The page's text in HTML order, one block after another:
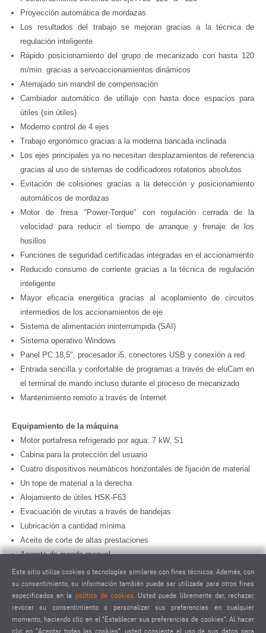
Proyección automática de mordazas
Los resultados del trabajo se mejoran gracias a la técnica de
regulación inteligente
Rápido posicionamiento del grupo de mecanizado con hasta 120
m/min. gracias a servoaccionamientos dinámicos
Aterrajado sin mandril de compensación
Cambiador automático de utillaje con hasta doce espacios para
útiles (sin útiles)
Moderno control de 4 ejes
Trabajo ergonómico gracias a la moderna bancada inclinada
Los ejes principales ya no necesitan desplazamientos de referencia
gracias al uso de sistemas de codificadores rotatorios absolutos
Evitación de colisiones gracias a la detección y posicionamiento
automáticos de mordazas
Motor de fresa "Power-Torque" con regulación cerrada de la
velocidad para reducir el tiempo de arranque y frenaje de los
husillos
Funciones de seguridad certificadas integradas en el accionamiento
Reducido consumo de corriente gracias a la técnica de regulación
inteligente
Mayor eficacia energética gracias al acoplamiento de circuitos
intermedios de los accionamientos de eje
Sistema de alimentación ininterrumpida (SAI)
Sistema operativo Windows
Panel PC 18,5", procesador i5, conectores USB y conexión a red
Entrada sencilla y confortable de programas a través de eluCam en
el terminal de mando incluso durante el proceso de mecanizado
Mantenimiento remoto a través de Internet
Equipamiento de la máquina
Motor portafresa refrigerado por agua: 7 kW, S1
Cabina para la protección del usuario
Cuatro dispositivos neumáticos horizontales de fijación de material
Un tope de material a la derecha
Alojamiento de útiles HSK-F63
Evacuación de virutas a través de bandejas
Lubricación a cantidad mínima
Aceite de corte de altas prestaciones
Aparato de mando manual
Calibre de profundidad
Opciones
Herramientas
Alojamientos de útiles
Este sitio utiliza cookies o tecnologías similares con fines técnicos. Además, con
su consentimiento, su información también puede ser utilizada para otros fines
especificados en la
política de cookies . Usted puede libremente dar, rechazar,
revocar su consentimiento o personalizar sus preferencias en cualquier
momento, haciendo clic en el "Establecer sus preferencias de cookies". Al hacer
clic en "Aceptar todas las cookies", usted consiente el uso de sus datos para